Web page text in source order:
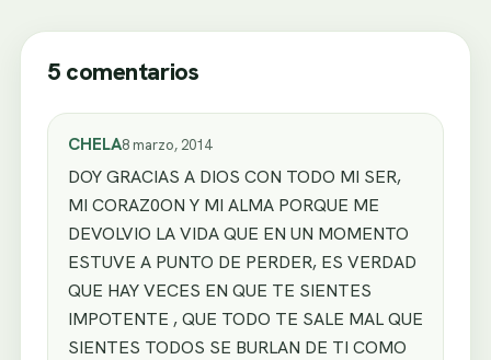
5 comentarios
CHELA8 marzo, 2014
DOY GRACIAS A DIOS CON TODO MI SER,
MI CORAZ0ON Y MI ALMA PORQUE ME
DEVOLVIO LA VIDA QUE EN UN MOMENTO
ESTUVE A PUNTO DE PERDER, ES VERDAD
QUE HAY VECES EN QUE TE SIENTES
IMPOTENTE , QUE TODO TE SALE MAL QUE
SIENTES TODOS SE BURLAN DE TI COMO